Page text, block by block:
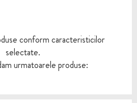
conform caracteristicilor
selectate.
urmatoarele produse: